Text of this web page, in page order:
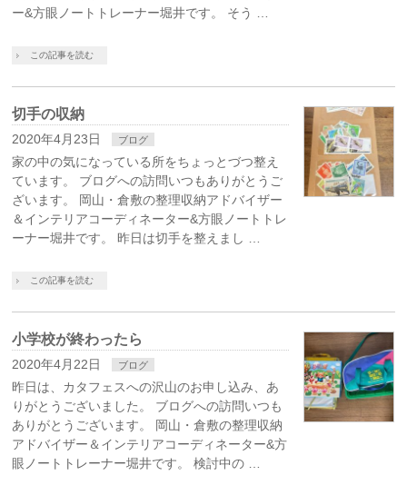
ー&方眼ノートトレーナー堀井です。 そう …
この記事を読む
切手の収納
2020年4月23日 ブログ
家の中の気になっている所をちょっとづつ整え
ています。 ブログへの訪問いつもありがとうご
ざいます。 岡山・倉敷の整理収納アドバイザー
＆インテリアコーディネーター&方眼ノートトレ
ーナー堀井です。 昨日は切手を整えまし …
この記事を読む
小学校が終わったら
2020年4月22日 ブログ
昨日は、カタフェスへの沢山のお申し込み、あ
りがとうございました。 ブログへの訪問いつも
ありがとうございます。 岡山・倉敷の整理収納
アドバイザー＆インテリアコーディネーター&方
眼ノートトレーナー堀井です。 検討中の …